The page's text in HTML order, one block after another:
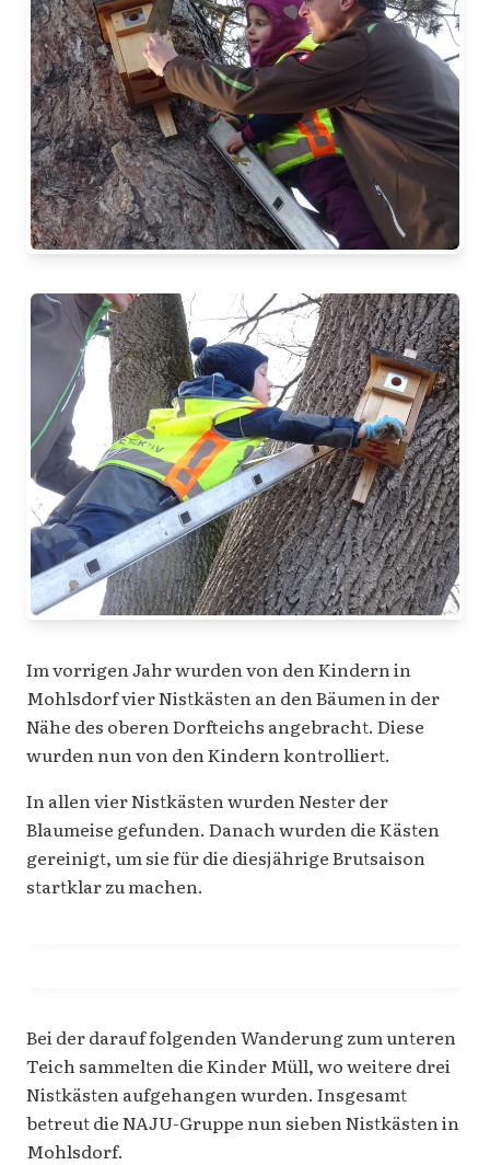
Im vorrigen Jahr wurden von den Kindern in
Mohlsdorf vier Nistkästen an den Bäumen in der
Nähe des oberen Dorfteichs angebracht. Diese
wurden nun von den Kindern kontrolliert.
In allen vier Nistkästen wurden Nester der
Blaumeise gefunden. Danach wurden die Kästen
gereinigt, um sie für die diesjährige Brutsaison
startklar zu machen.
Bei der darauf folgenden Wanderung zum unteren
Teich sammelten die Kinder Müll, wo weitere drei
Nistkästen aufgehangen wurden. Insgesamt
betreut die NAJU-Gruppe nun sieben Nistkästen in
Mohlsdorf.